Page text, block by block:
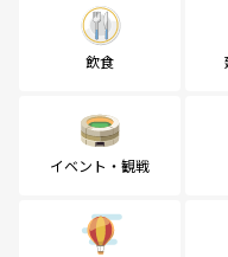
飲食
イベント・観戦